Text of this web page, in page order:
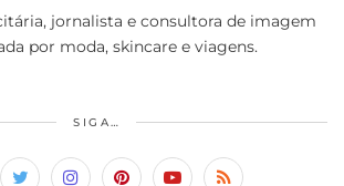
jornalista e consultora de imagem
por moda, skincare e viagens.
SIGA…